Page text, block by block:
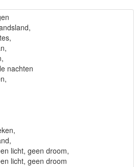
nachten
licht, geen droom,
licht, geen droom